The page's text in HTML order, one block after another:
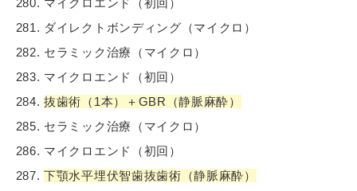
マイクロエンド（初回）
ダイレクトボンディング（マイクロ）
セラミック治療（マイクロ）
マイクロエンド（初回）
抜歯術（1本）＋GBR（静脈麻酔）
セラミック治療（マイクロ）
マイクロエンド（初回）
下顎水平埋伏智歯抜歯術（静脈麻酔）